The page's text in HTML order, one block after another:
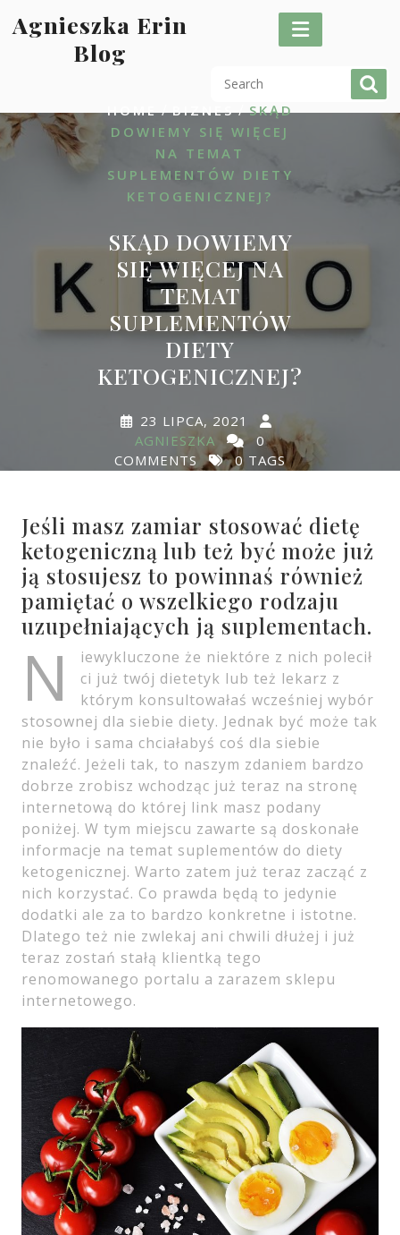
toAgnieszka Erin
Blog
HOME/BIZNES/SKĄD
DOWIEMY SIĘ WIĘCEJ
NA TEMAT
SUPLEMENTÓW DIETY
KETOGENICZNEJ?
SKĄD DOWIEMY
SIĘ WIĘCEJ NA
TEMAT
SUPLEMENTÓW
DIETY
KETOGENICZNEJ?
23 LIPCA, 2021
AGNIESZKA
0
COMMENTS
0 TAGS
Jeśli masz zamiar stosować dietę
ketogeniczną lub też być może już
ją stosujesz to powinnaś również
pamiętać o wszelkiego rodzaju
uzupełniających ją suplementach.
N
iewykluczone że niektóre z nich polecił
ci już twój dietetyk lub też lekarz z
którym konsultowałaś wcześniej wybór
stosownej dla siebie diety. Jednak być może tak
nie było i sama chciałabyś coś dla siebie
znaleźć. Jeżeli tak, to naszym zdaniem bardzo
dobrze zrobisz wchodząc już teraz na stronę
internetową do której link masz podany
poniżej. W tym miejscu zawarte są doskonałe
informacje na temat suplementów do diety
ketogenicznej. Warto zatem już teraz zacząć z
nich korzystać. Co prawda będą to jedynie
dodatki ale za to bardzo konkretne i istotne.
Dlatego też nie zwlekaj ani chwili dłużej i już
teraz zostań stałą klientką tego
renomowanego portalu a zarazem sklepu
internetowego.